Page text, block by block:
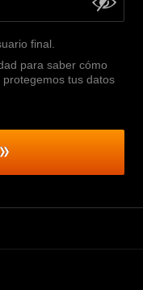
final
para saber cómo
tus datos